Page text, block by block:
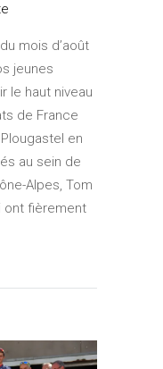
mois d’août
jeunes
le haut niveau
de France
en
au sein de
Alpes, Tom
ont fièrement